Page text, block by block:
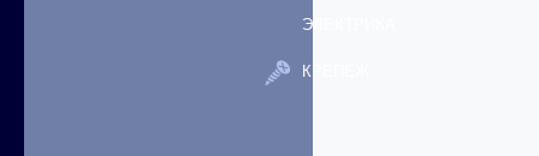
ЭЛЕКТРИКА
КРЕПЕЖ